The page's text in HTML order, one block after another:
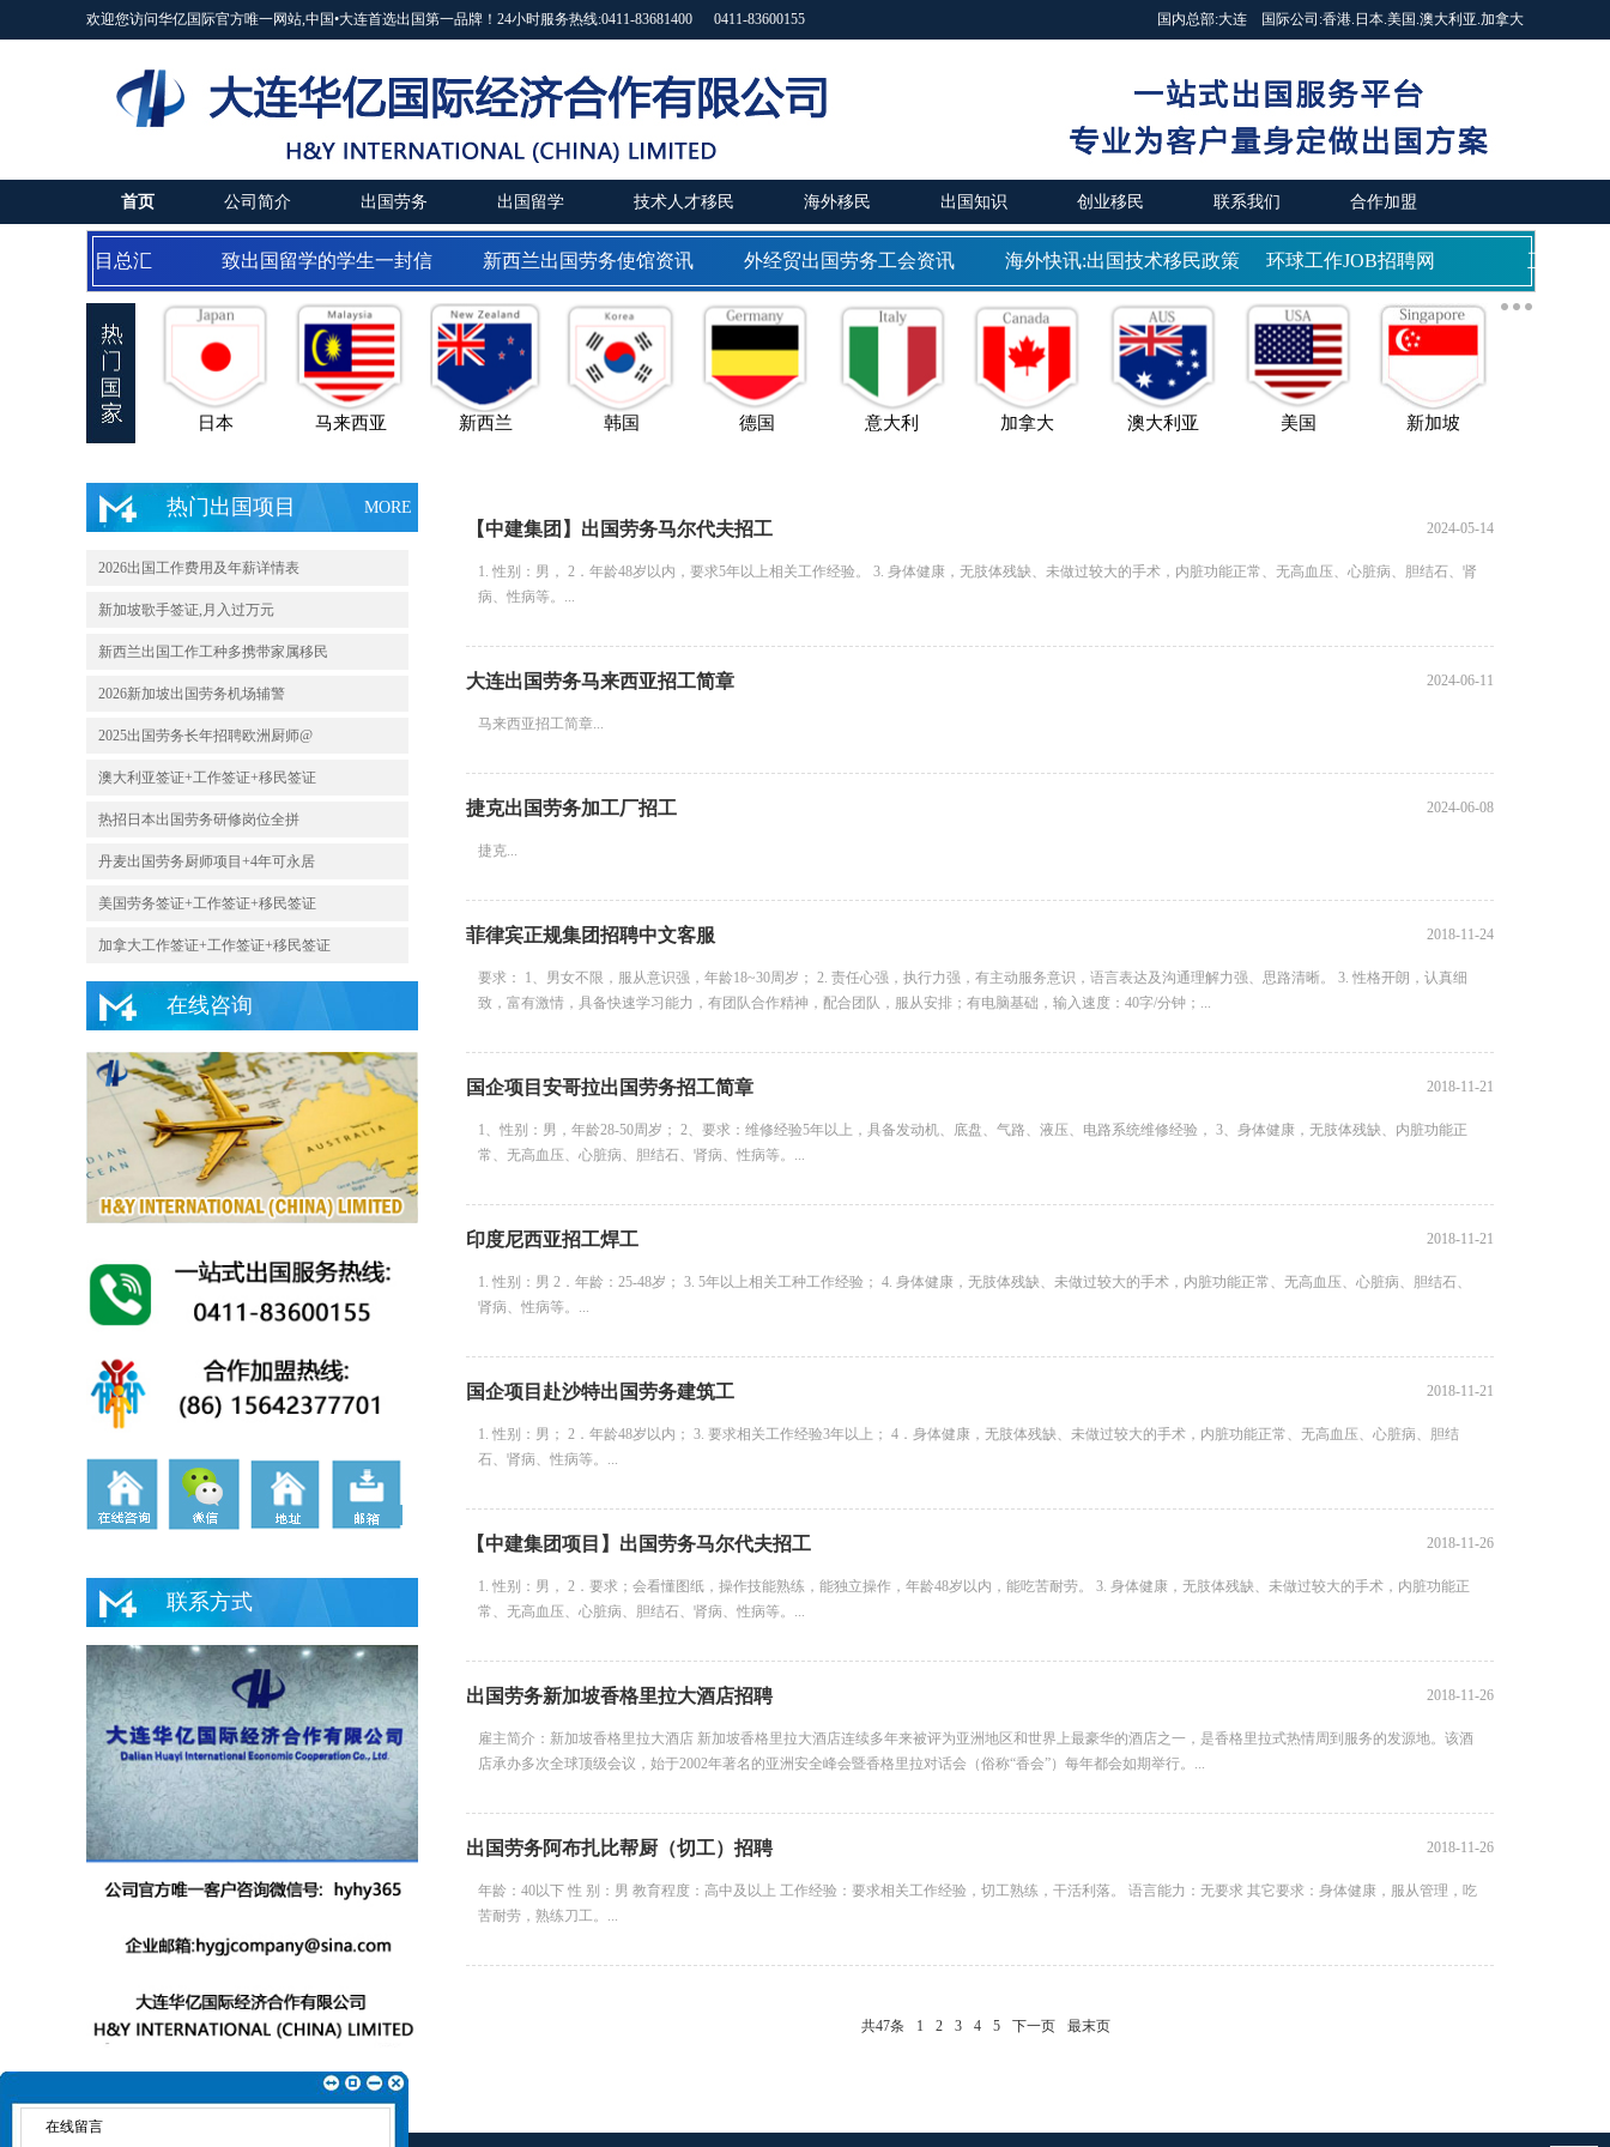
欢迎您访问华亿国际官方唯一网站,中国•大连首选出国第一品牌！24小时服务热线:0411-83681400 0411-83600155 国内总部:大连 国际公司:香港. 日本.美国 .澳大利亚.加拿大
首页 公司简介 出国劳务 出国留学 技术人才移民 海外移民 出国知识 创业移民 联系我们 合作加盟
国劳务项目总汇 致出国留学的学生一封信 新西兰出国劳务使馆资讯 外经贸出国劳务工会资讯 海外快讯:出国技术移民政策 环球工作JOB招聘网 正规商务
日本 马来西亚 新西兰 韩国 德国 意大利 加拿大 澳大利亚 美国 新加坡
热门出国项目 MORE
2026出国工作费用及年薪详情表
新加坡歌手签证,月入过万元
新西兰出国工作工种多携带家属移民
2026新加坡出国劳务机场辅警
2025出国劳务长年招聘欧洲厨师@
澳大利亚签证+工作签证+移民签证
热招日本出国劳务研修岗位全拼
丹麦出国劳务厨师项目+4年可永居
美国劳务签证+工作签证+移民签证
加拿大工作签证+工作签证+移民签证
在线咨询
联系方式
【中建集团】出国劳务马尔代夫招工 2024-05-14
1. 性别：男， 2．年龄48岁以内，要求5年以上相关工作经验。 3. 身体健康，无肢体残缺、未做过较大的手术，内脏功能正常、无高血压、心脏病、胆结石、肾
病、性病等。...
大连出国劳务马来西亚招工简章 2024-06-11
马来西亚招工简章...
捷克出国劳务加工厂招工 2024-06-08
捷克...
菲律宾正规集团招聘中文客服 2018-11-24
要求： 1、男女不限，服从意识强，年龄18~30周岁； 2. 责任心强，执行力强，有主动服务意识，语言表达及沟通理解力强、思路清晰。 3. 性格开朗，认真细
致，富有激情，具备快速学习能力，有团队合作精神，配合团队，服从安排；有电脑基础，输入速度：40字/分钟；...
国企项目安哥拉出国劳务招工简章 2018-11-21
1、性别：男，年龄28-50周岁； 2、要求：维修经验5年以上，具备发动机、底盘、气路、液压、电路系统维修经验， 3、身体健康，无肢体残缺、内脏功能正
常、无高血压、心脏病、胆结石、肾病、性病等。...
印度尼西亚招工焊工 2018-11-21
1. 性别：男 2．年龄：25-48岁； 3. 5年以上相关工种工作经验； 4. 身体健康，无肢体残缺、未做过较大的手术，内脏功能正常、无高血压、心脏病、胆结石、
肾病、性病等。...
国企项目赴沙特出国劳务建筑工 2018-11-21
1. 性别：男； 2．年龄48岁以内； 3. 要求相关工作经验3年以上； 4．身体健康，无肢体残缺、未做过较大的手术，内脏功能正常、无高血压、心脏病、胆结
石、肾病、性病等。...
【中建集团项目】出国劳务马尔代夫招工 2018-11-26
1. 性别：男， 2．要求；会看懂图纸，操作技能熟练，能独立操作，年龄48岁以内，能吃苦耐劳。 3. 身体健康，无肢体残缺、未做过较大的手术，内脏功能正
常、无高血压、心脏病、胆结石、肾病、性病等。...
出国劳务新加坡香格里拉大酒店招聘 2018-11-26
雇主简介：新加坡香格里拉大酒店 新加坡香格里拉大酒店连续多年来被评为亚洲地区和世界上最豪华的酒店之一，是香格里拉式热情周到服务的发源地。该酒
店承办多次全球顶级会议，始于2002年著名的亚洲安全峰会暨香格里拉对话会（俗称“香会”）每年都会如期举行。...
出国劳务阿布扎比帮厨（切工）招聘 2018-11-26
年龄：40以下 性 别：男 教育程度：高中及以上 工作经验：要求相关工作经验，切工熟练，干活利落。 语言能力：无要求 其它要求：身体健康，服从管理，吃
苦耐劳，熟练刀工。...
共47条 1 2 3 4 5 下一页 最末页
在线留言